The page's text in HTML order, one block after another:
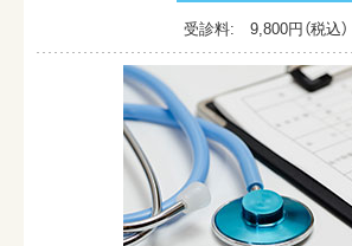
受診料: 9,800円（税込）